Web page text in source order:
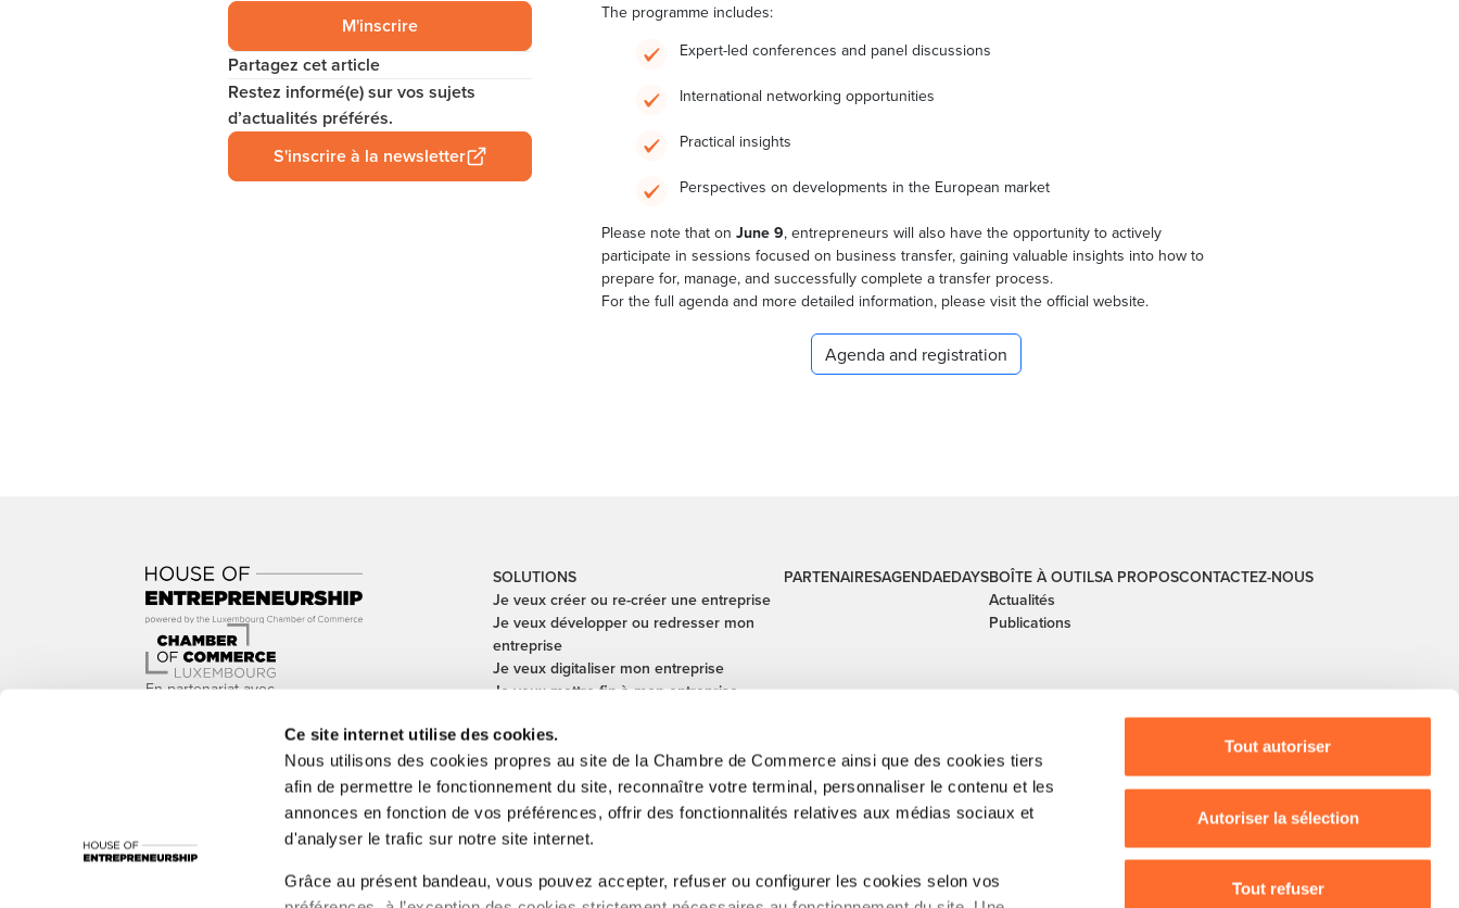
Ce site internet utilise des cookies.
Nous utilisons des cookies propres au site de la Chambre de Commerce ainsi que des cookies tiers
afin de permettre le fonctionnement du site, reconnaître votre terminal, personnaliser le contenu et les
annonces en fonction de vos préférences, offrir des fonctionnalités relatives aux médias sociaux et
d'analyser le trafic sur notre site internet.
Grâce au présent bandeau, vous pouvez accepter, refuser ou configurer les cookies selon vos
Tout autoriser
Autoriser la sélection
Tout refuser
M'inscrire
Partagez cet article
Restez informé(e) sur vos sujets
d’actualités préférés.
S'inscrire à la newsletter
The programme includes:
Expert-led conferences and panel discussions
International networking opportunities
Practical insights
Perspectives on developments in the European market
Please note that on June 9, entrepreneurs will also have the opportunity to actively
participate in sessions focused on business transfer, gaining valuable insights into how to
prepare for, manage, and successfully complete a transfer process.
For the full agenda and more detailed information, please visit the official website.
Agenda and registration
En partenariat avec
SOLUTIONS
Je veux créer ou re-créer une entreprise
Je veux développer ou redresser mon
entreprise
Je veux digitaliser mon entreprise
Je veux mettre fin à mon entreprise
Je veux céder ou reprendre une
entreprise
Je veux sécuriser mes transactions
internationales
PARTENAIRESAGENDAEDAYSBOÎTE À OUTILS
Actualités
Publications
A PROPOSCONTACTEZ-NOUS
1535°, ADEM, Administration de l’Environnement, Administration de l'enregistrement, des domaines et de la TVA, Digital Lëtzebuerg, guichet.lu, House of Training, ITM, IPIL,
LBAN, LBR, Luxinnovation, MC, nyuko, Paul Wurth InCub, SNCI, Technoport, Ministère des Affaires étrangères et européennes, Ministère de l’Agriculture, Ministère de la